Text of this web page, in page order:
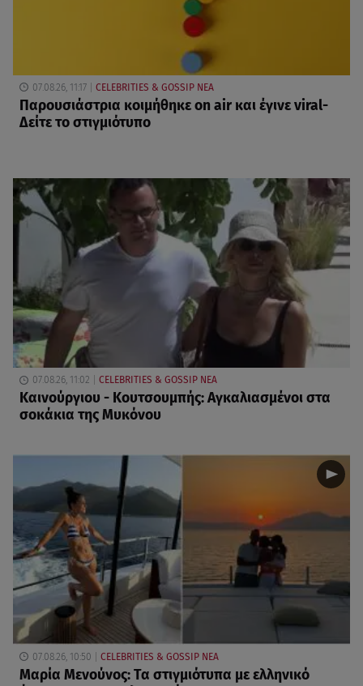
07.08.26, 11:17 CELEBRITIES & GOSSIP ΝΕΑ
Παρουσιάστρια κοιμήθηκε on air και έγινε viral-
Δείτε το στιγμιότυπο
07.08.26, 11:02 CELEBRITIES & GOSSIP ΝΕΑ
Καινούργιου - Κουτσουμπής: Αγκαλιασμένοι στα
σοκάκια της Μυκόνου
07.08.26, 10:50 CELEBRITIES & GOSSIP ΝΕΑ
Μαρία Μενούνος: Τα στιγμιότυπα με ελληνικό